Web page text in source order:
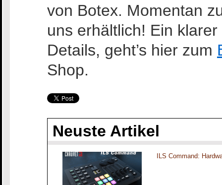
von Botex. Momentan
uns erhältlich! Ein
Details, geht’s hier zum
Shop.
Neuste Artikel
ILS Command: